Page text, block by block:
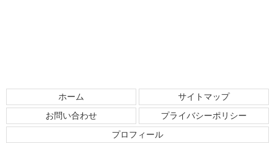
ホーム
サイトマップ
お問い合わせ
プライバシーポリシー
プロフィール